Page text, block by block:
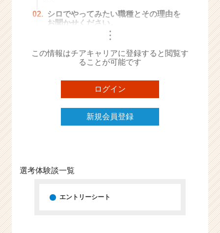
r
r
e
r）
02. シロでやってみたい職種とその理由を
お聞かせください。
・・・
この情報はチアキャリアに登録すると閲覧す
ることが可能です
ログイン
新規会員登録
選考体験談一覧
エントリーシート